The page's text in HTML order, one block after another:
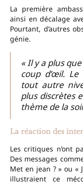
La première
ainsi en décalage
Pourtant, d’autres
génie.
« Il y a plus
coup d’œil.
tout autre
plus discrètes
thème de la
La réaction des
Les critiques n’ont
Des messages
Met en jean ? » ou «
illustraient ce